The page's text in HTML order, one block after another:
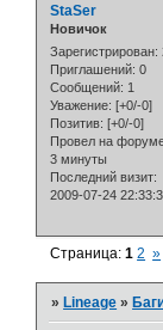
StaSer
Новичок
Зарегистрирован:
Приглашений: 0
Сообщений: 1
Уважение: [+0/-0]
Позитив: [+0/-0]
Провел на
3 минуты
Последний визит:
2009-07-24
Страница:1 2 »
» Lineage »